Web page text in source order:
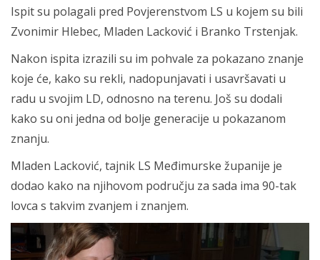
Ispit su polagali pred Povjerenstvom LS u kojem su bili
Zvonimir Hlebec, Mladen Lacković i Branko Trstenjak.
Nakon ispita izrazili su im pohvale za pokazano znanje
koje će, kako su rekli, nadopunjavati i usavršavati u
radu u svojim LD, odnosno na terenu. Još su dodali
kako su oni jedna od bolje generacije u pokazanom
znanju.
Mladen Lacković, tajnik LS Međimurske županije je
dodao kako na njihovom području za sada ima 90-tak
lovca s takvim zvanjem i znanjem.